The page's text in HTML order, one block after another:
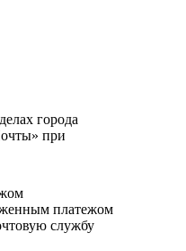
города
при
платежом
службу